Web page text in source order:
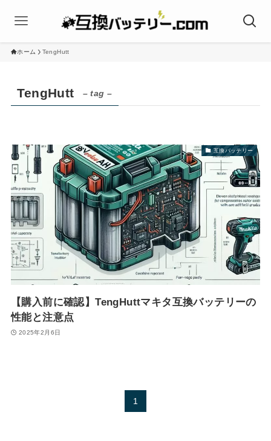
ホーム TengHutt
TengHutt – tag –
互換バッテリー
【購入前に確認】TengHuttマキタ互換バッテリーの
性能と注意点
2025年2月6日
1